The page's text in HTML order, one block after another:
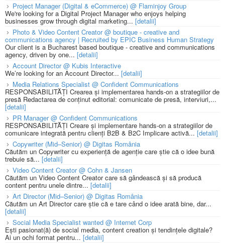
Project Manager (Digital & eCommerce) @ Flaminjoy Group
We're looking for a Digital Project Manager who enjoys helping
businesses grow through digital marketing... [detalii]
Photo & Video Content Creator @ boutique - creative and
communications agency | Recruited by EPIC Business Human Strategy
Our client is a Bucharest based boutique - creative and communications
agency, driven by one... [detalii]
Account Director @ Kubis Interactive
We’re looking for an Account Director... [detalii]
Media Relations Specialist @ Confident Communications
RESPONSABILITĂȚI Crearea și implementarea hands-on a strategiilor de
presă Redactarea de conținut editorial: comunicate de presă, interviuri,...
[detalii]
PR Manager @ Confident Communications
RESPONSABILITĂȚI Creare și implementare hands-on a strategiilor de
comunicare integrată pentru clienți B2B & B2C Implicare activă... [detalii]
Copywriter (Mid–Senior) @ Digitas România
Căutăm un Copywriter cu experiență de agenție care știe că o idee bună
trebuie să... [detalii]
Video Content Creator @ Cohn & Jansen
Căutăm un Video Content Creator care să gândească și să producă
content pentru unele dintre... [detalii]
Art Director (Mid–Senior) @ Digitas România
Căutăm un Art Director care știe că e tare când o idee arată bine, dar...
[detalii]
Social Media Specialist wanted @ Internet Corp
Ești pasionat(ă) de social media, content creation și tendințele digitale?
Ai un ochi format pentru... [detalii]